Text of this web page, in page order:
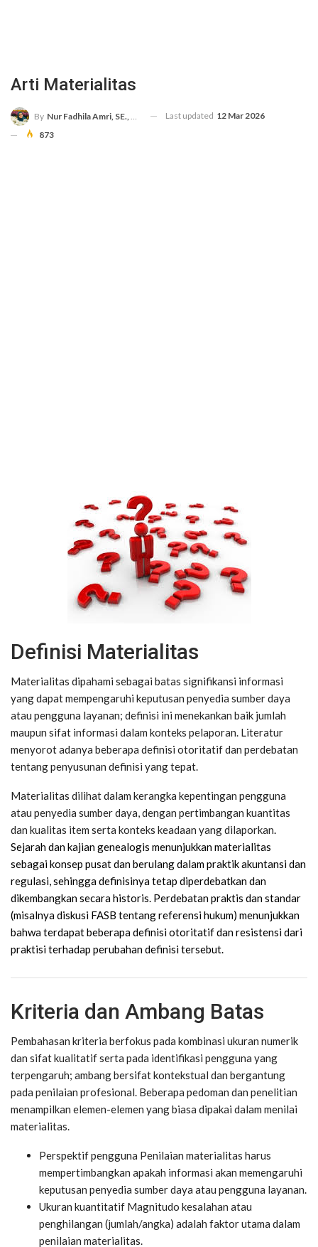
Arti Materialitas
By Nur Fadhila Amri, SE., Ak., M.Si Last updated 12 Mar 2026
873
Definisi Materialitas
Materialitas dipahami sebagai batas signifikansi informasi
yang dapat mempengaruhi keputusan penyedia sumber daya
atau pengguna layanan; definisi ini menekankan baik jumlah
maupun sifat informasi dalam konteks pelaporan. Literatur
menyorot adanya beberapa definisi otoritatif dan perdebatan
tentang penyusunan definisi yang tepat.
Materialitas dilihat dalam kerangka kepentingan pengguna
atau penyedia sumber daya, dengan pertimbangan kuantitas
dan kualitas item serta konteks keadaan yang dilaporkan.
Sejarah dan kajian genealogis menunjukkan materialitas
sebagai konsep pusat dan berulang dalam praktik akuntansi dan
regulasi, sehingga definisinya tetap diperdebatkan dan
dikembangkan secara historis. Perdebatan praktis dan standar
(misalnya diskusi FASB tentang referensi hukum) menunjukkan
bahwa terdapat beberapa definisi otoritatif dan resistensi dari
praktisi terhadap perubahan definisi tersebut.
Kriteria dan Ambang Batas
Pembahasan kriteria berfokus pada kombinasi ukuran numerik
dan sifat kualitatif serta pada identifikasi pengguna yang
terpengaruh; ambang bersifat kontekstual dan bergantung
pada penilaian profesional. Beberapa pedoman dan penelitian
menampilkan elemen-elemen yang biasa dipakai dalam menilai
materialitas.
Perspektif pengguna Penilaian materialitas harus
mempertimbangkan apakah informasi akan memengaruhi
keputusan penyedia sumber daya atau pengguna layanan.
Ukuran kuantitatif Magnitudo kesalahan atau
penghilangan (jumlah/angka) adalah faktor utama dalam
penilaian materialitas.